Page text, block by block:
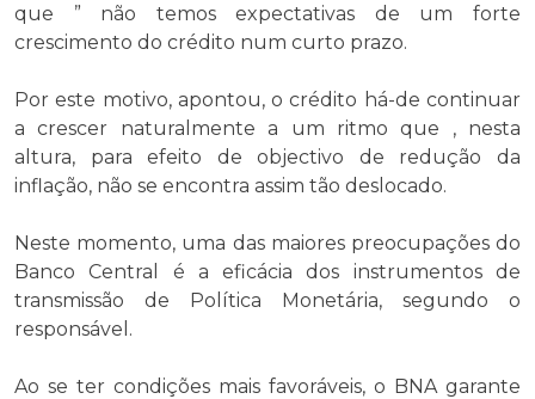
que ” não temos expectativas de um forte
crescimento do crédito num curto prazo.
Por este motivo, apontou, o crédito há-de continuar
a crescer naturalmente a um ritmo que , nesta
altura, para efeito de objectivo de redução da
inflação, não se encontra assim tão deslocado.
Neste momento, uma das maiores preocupações do
Banco Central é a eficácia dos instrumentos de
transmissão de Política Monetária, segundo o
responsável.
Ao se ter condições mais favoráveis, o BNA garante